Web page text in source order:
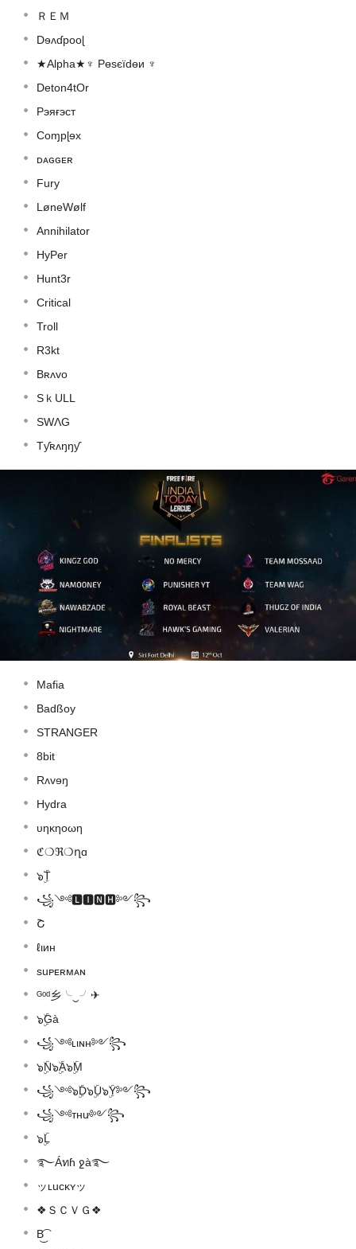
ＲＥＭ
Dɘʌɗpooɭ
★Alpha★♆ Pөѕєїԁөи ♆
Deton4tOr
Рэяғэст
Coɱpɭɘx
ᴅᴀɢɢᴇʀ
Fury
LøneWølf
Annihilator
HyPer
Hunt3r
Critical
Troll
R3kt
Bʀʌvo
SｋULL
SWΛG
Tƴʀʌŋŋƴ
Mafia
Badßoy
STRANGER
8bit
Rʌvɘŋ
Hydra
υηκηοωη
ℭ❍ℜ❍ղɑ
๖ۣۜT
꧁༺🅻🅸🅽🅷༻꧂
Շ
ℓιин
suᴘᴇʀмᴀɴ
ᴳᵒᵈ乡╰‿╯✈
๖ۣۜGà
꧁༺ʟιɴн༻꧂
๖ۣۜN๖ۣۜA๖ۣۜM
꧁༺๖ۣۜD๖ۣۜU๖ۣۜY༻꧂
꧁༺тнư༻꧂
๖ۣۜL
࿐Áทɦ ջà࿐
ッʟucκʏッ
❖ＳＣＶＧ❖
B͜͡